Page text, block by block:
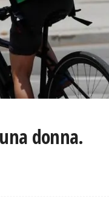
donna.